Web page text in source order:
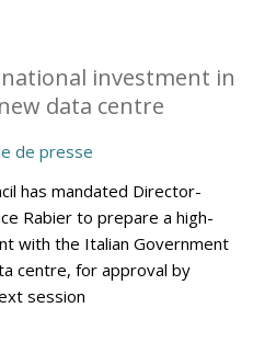
investment in
data centre
de presse
has mandated Director-
Rabier to prepare a high-
with the Italian Government
centre, for approval by
session